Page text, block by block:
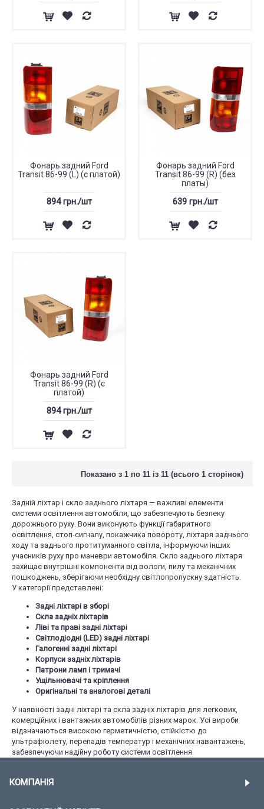
Задній ліхтар і скло заднього ліхтаря — важливі елементи
системи освітлення автомобіля, що забезпечують безпеку
дорожнього руху. Вони виконують функції габаритного
освітлення, стоп-сигналу, покажчика повороту, ліхтаря заднього
ходу та заднього протитуманного світла, інформуючи інших
учасників руху про маневри автомобіля. Скло заднього ліхтаря
захищає внутрішні компоненти від вологи, пилу та механічних
пошкоджень, зберігаючи необхідну світлопропускну здатність.
У категорії представлені:
Задні ліхтарі в зборі
Скла задніх ліхтарів
Ліві та праві задні ліхтарі
Світлодіодні (LED) задні ліхтарі
Галогенні задні ліхтарі
Корпуси задніх ліхтарів
Патрони ламп і тримачі
Ущільнювачі та кріплення
Оригінальні та аналогові деталі
У наявності задні ліхтарі та скла задніх ліхтарів для легкових,
комерційних і вантажних автомобілів різних марок. Усі вироби
відзначаються високою герметичністю, стійкістю до
ультрафіолету, перепадів температур і механічних навантажень,
забезпечуючи надійну роботу системи освітлення.
Фонарь задний Ford
Transit 86-99 (L) (с платой)
894 грн./шт
Фонарь задний Ford
Transit 86-99 (R) (без
платы)
639 грн./шт
Фонарь задний Ford
Transit 86-99 (R) (с
платой)
894 грн./шт
Показано з 1 по 11 із 11 (всього 1 сторінок)
КОМПАНІЯ